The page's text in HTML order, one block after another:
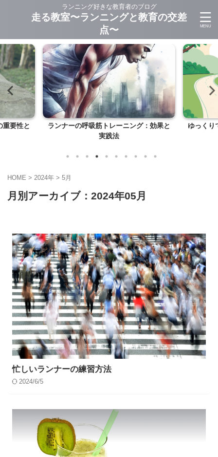
ランニング好きな教育者のブログ
走る教室〜ランニングと教育の交差
点〜
ーニング：効果と
ゆっくりでも長く走ることのメリットと
HOME > 2024年 > 5月
月別アーカイブ：2024年05月
忙しいランナーの練習方法
2024/6/5